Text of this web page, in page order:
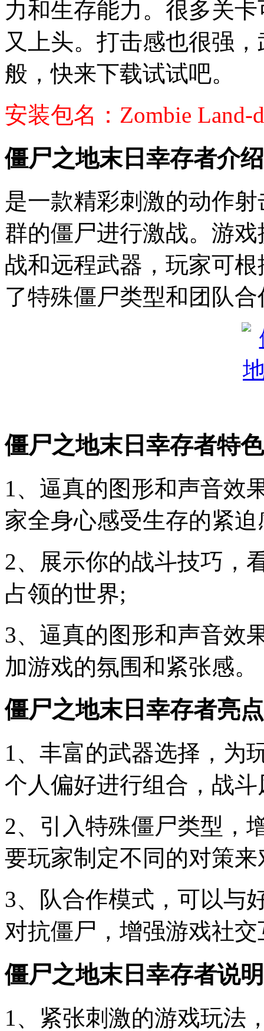
力和生存能力。很多关
又上头。打击感也很强
般，快来下载试试吧。
安装包名：Zombie Land-
僵尸之地末日幸存者介绍
是一款精彩刺激的动作
群的僵尸进行激战。游
战和远程武器，玩家可
了特殊僵尸类型和团队
僵尸之地末日幸存者特色
1、逼真的图形和声音效
家全身心感受生存的紧迫
2、展示你的战斗技巧，
占领的世界;
3、逼真的图形和声音效
加游戏的氛围和紧张感。
僵尸之地末日幸存者亮点
1、丰富的武器选择，为
个人偏好进行组合，战
2、引入特殊僵尸类型，
要玩家制定不同的对策
3、队合作模式，可以与
对抗僵尸，增强游戏社交
僵尸之地末日幸存者说明
1、紧张刺激的游戏玩法